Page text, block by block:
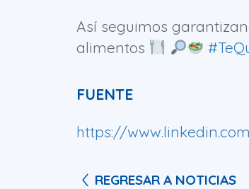
Así seguimos
alimentos
FUENTE
https://
REGRESAR A NOTICIAS